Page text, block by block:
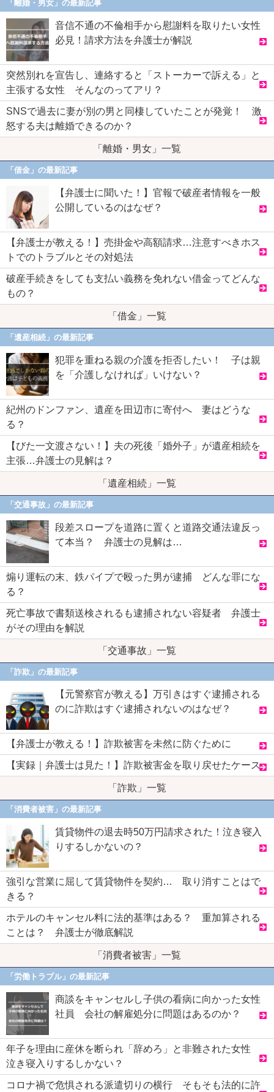
「離婚・男女」の最新記事
音信不通の不倫相手から慰謝料を取りたい女性
必見！請求方法を弁護士が解説
突然別れを宣告し、連絡すると「ストーカーで訴える」と
主張する女性 そんなのってアリ？
SNSで過去に妻が別の男と同棲していたことが発覚！ 激
怒する夫は離婚できるのか？
「離婚・男女」一覧
「借金」の最新記事
【弁護士に聞いた！】官報で破産者情報を一般
公開しているのはなぜ？
【弁護士が教える！】売掛金や高額請求…注意すべきホス
トでのトラブルとその対処法
破産手続きをしても支払い義務を免れない借金ってどんな
もの？
「借金」一覧
「遺産相続」の最新記事
犯罪を重ねる親の介護を拒否したい！ 子は親
を「介護しなければ」いけない？
紀州のドンファン、遺産を田辺市に寄付へ 妻はどうな
る？
【びた一文渡さない！】夫の死後「婚外子」が遺産相続を
主張…弁護士の見解は？
「遺産相続」一覧
「交通事故」の最新記事
段差スロープを道路に置くと道路交通法違反っ
て本当？ 弁護士の見解は…
煽り運転の末、鉄パイプで殴った男が逮捕 どんな罪にな
る？
死亡事故で書類送検されるも逮捕されない容疑者 弁護士
がその理由を解説
「交通事故」一覧
「詐欺」の最新記事
【元警察官が教える】万引きはすぐ逮捕される
のに詐欺はすぐ逮捕されないのはなぜ？
【弁護士が教える！】詐欺被害を未然に防ぐために
【実録｜弁護士は見た！】詐欺被害金を取り戻せたケース
「詐欺」一覧
「消費者被害」の最新記事
賃貸物件の退去時50万円請求された！泣き寝入
りするしかないの？
強引な営業に屈して賃貸物件を契約… 取り消すことはで
きる？
ホテルのキャンセル料に法的基準はある？ 重加算される
ことは？ 弁護士が徹底解説
「消費者被害」一覧
「労働トラブル」の最新記事
商談をキャンセルし子供の看病に向かった女性
社員 会社の解雇処分に問題はあるのか？
年子を理由に産休を断られ「辞めろ」と非難された女性
泣き寝入りするしかない？
コロナ禍で危惧される派遣切りの横行 そもそも法的に許